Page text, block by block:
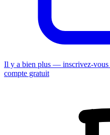
Il y a bien plus — inscrivez-vous
compte gratuit